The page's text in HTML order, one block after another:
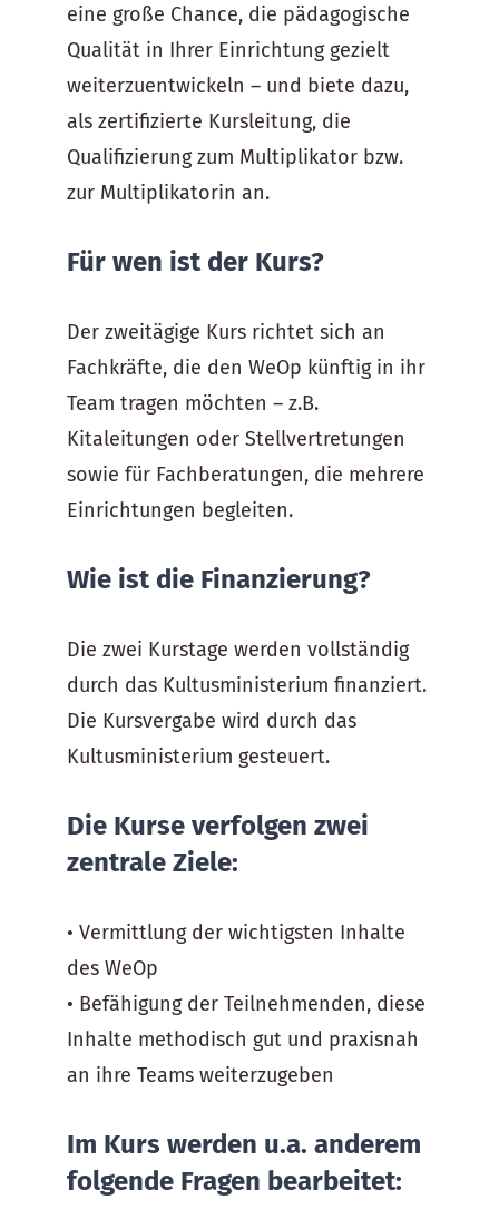
eine große Chance, die pädagogische
Qualität in Ihrer Einrichtung gezielt
weiterzuentwickeln – und biete dazu,
als zertifizierte Kursleitung, die
Qualifizierung zum Multiplikator bzw.
zur Multiplikatorin an.
Für wen ist der Kurs?
Der zweitägige Kurs richtet sich an
Fachkräfte, die den WeOp künftig in ihr
Team tragen möchten – z.B.
Kitaleitungen oder Stellvertretungen
sowie für Fachberatungen, die mehrere
Einrichtungen begleiten.
Wie ist die Finanzierung?
Die zwei Kurstage werden vollständig
durch das Kultusministerium finanziert.
Die Kursvergabe wird durch das
Kultusministerium gesteuert.
Die Kurse verfolgen zwei
zentrale Ziele:
• Vermittlung der wichtigsten Inhalte
des WeOp
• Befähigung der Teilnehmenden, diese
Inhalte methodisch gut und praxisnah
an ihre Teams weiterzugeben
Im Kurs werden u.a. anderem
folgende Fragen bearbeitet: